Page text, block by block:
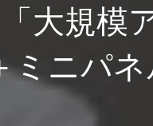
大規模
ミニパ